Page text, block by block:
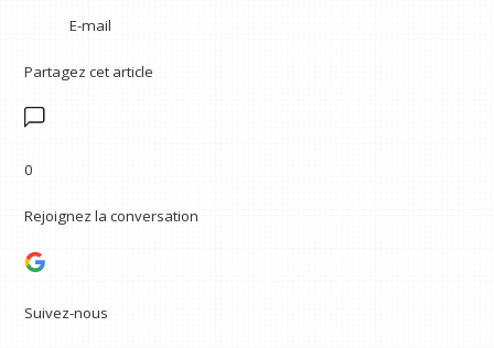
E-mail
Partagez cet article
0
Rejoignez la conversation
Suivez-nous